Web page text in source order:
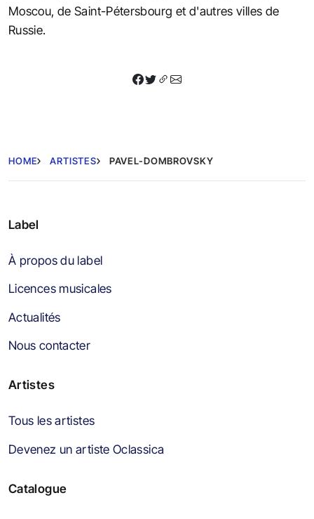
Moscou, de Saint-Pétersbourg et d'autres villes de
Russie.
HOME ARTISTES PAVEL-DOMBROVSKY
Label
À propos du label
Licences musicales
Actualités
Nous contacter
Artistes
Tous les artistes
Devenez un artiste Oclassica
Catalogue